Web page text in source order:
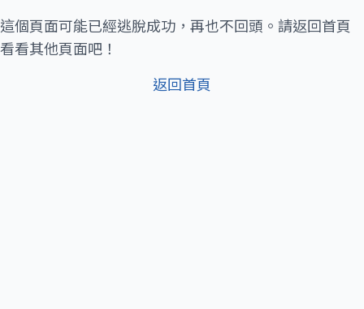
這個頁面可能已經逃脫成功，再也不回頭。請返回首頁
看看其他頁面吧！
返回首頁